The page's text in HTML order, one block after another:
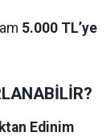
5.000 TL’ye
Edinim